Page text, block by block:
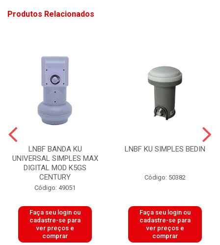
Produtos Relacionados
LNBF BANDA KU
UNIVERSAL SIMPLES MAX
DIGITAL MOD K5GS
CENTURY
Código: 49051
Faça seu login ou
cadastre-se para
ver preços e
comprar
LNBF KU SIMPLES BEDIN
Código: 50382
Faça seu login ou
cadastre-se para
ver preços e
comprar